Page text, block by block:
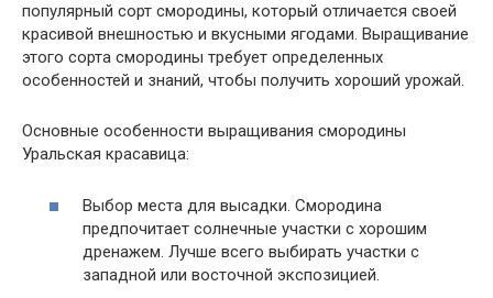
популярный сорт смородины, который отличается своей
красивой внешностью и вкусными ягодами. Выращивание
этого сорта смородины требует определенных
особенностей и знаний, чтобы получить хороший урожай.
Основные особенности выращивания смородины
Уральская красавица:
Выбор места для высадки. Смородина
предпочитает солнечные участки с хорошим
дренажем. Лучше всего выбирать участки с
западной или восточной экспозицией.